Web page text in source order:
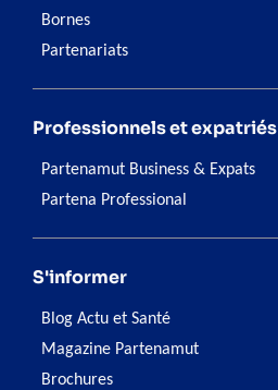
Bornes
Partenariats
Professionnels et expatriés
Partenamut Business & Expats
Partena Professional
S'informer
Blog Actu et Santé
Magazine Partenamut
Brochures